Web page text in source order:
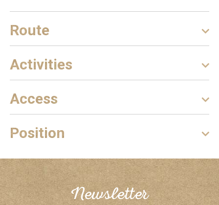
Route
Activities
Access
Position
Newsletter